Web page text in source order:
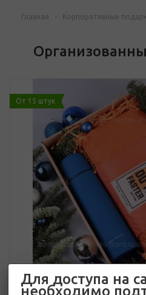
Главная - Корпоративные
От 15 штук
Для доступа на
необходимо